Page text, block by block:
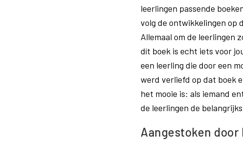
leerlingen passende
volg de ontwikkelingen op
Allemaal om de leerlingen
dít boek is echt iets voor
een ​​leerling die door een
werd verliefd op dat boek
het mooie is: als iemand
de leerlingen de
Aangestoken